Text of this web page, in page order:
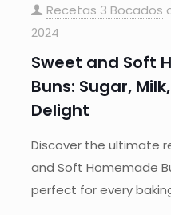
Recetas 3 Bocados
2024
Sweet and Soft
Buns: Sugar,
Delight
Discover the ultimate
and Soft Homemade
perfect for every